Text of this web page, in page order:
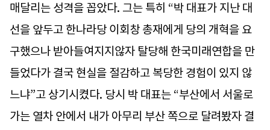
매달리는 성격을 꼽았다. 그는 특히 “박 대표가 지난 대
선을 앞두고 한나라당 이회창 총재에게 당의 개혁을 요
구했으나 받아들여지지않자 탈당해 한국미래연합을 만
들었다가 결국 현실을 절감하고 복당한 경험이 있지 않
느냐”고 상기시켰다. 당시 박 대표는 “부산에서 서울로
가는 열차 안에서 내가 아무리 부산 쪽으로 달려봤자 결